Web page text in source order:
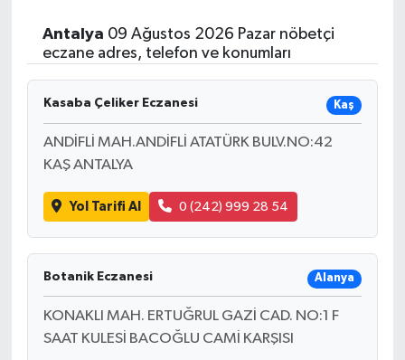
Antalya 09 Ağustos 2026 Pazar nöbetçi
eczane adres, telefon ve konumları
Kasaba Çeliker Eczanesi Kaş
ANDİFLİ MAH.ANDİFLİ ATATÜRK BULV.NO:42
KAŞ ANTALYA
Yol Tarifi Al 0 (242) 999 28 54
Botanik Eczanesi Alanya
KONAKLI MAH. ERTUĞRUL GAZİ CAD. NO:1 F
SAAT KULESİ BACOĞLU CAMİ KARŞISI